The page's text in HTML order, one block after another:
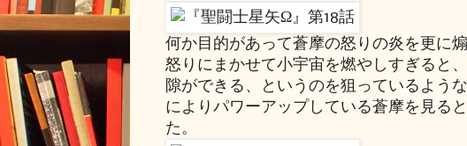
何か目的があって蒼摩の怒りの炎を更に
怒りにまかせて小宇宙を燃やしすぎると
隙ができる、というのを狙っているよう
によりパワーアップしている蒼摩を見る
た。